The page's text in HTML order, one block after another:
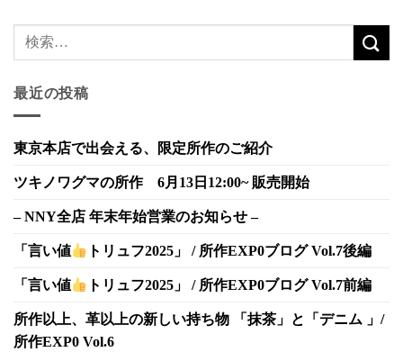
最近の投稿
東京本店で出会える、限定所作のご紹介
ツキノワグマの所作 6月13日12:00~ 販売開始
– NNY全店 年末年始営業のお知らせ –
「言い値 トリュフ2025」 / 所作EXP0ブログ Vol.7後編
「言い値 トリュフ2025」 / 所作EXP0ブログ Vol.7前編
所作以上、革以上の新しい持ち物 「抹茶」と「デニム 」/
所作EXP0 Vol.6